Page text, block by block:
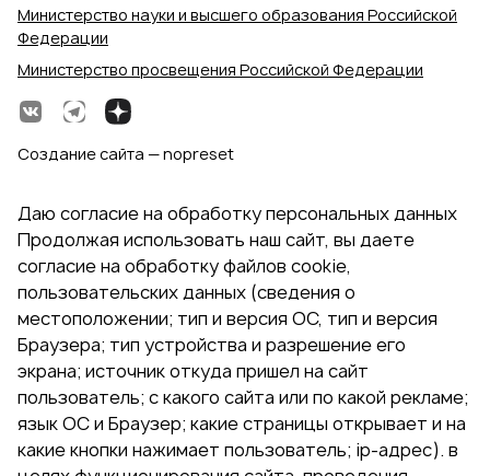
Министерство науки и высшего образования Российской
Федерации
Министерство просвещения Российской Федерации
Создание сайта — nopreset
Даю согласие на обработку персональных данных
Продолжая использовать наш сайт, вы даете
согласие на обработку файлов cookie,
пользовательских данных (сведения о
местоположении; тип и версия ОС, тип и версия
Браузера; тип устройства и разрешение его
экрана; источник откуда пришел на сайт
пользователь; с какого сайта или по какой рекламе;
язык ОС и Браузер; какие страницы открывает и на
какие кнопки нажимает пользователь; ip-адрес). в